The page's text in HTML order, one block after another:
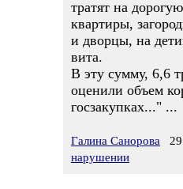
тратят на
квартиры,
и дворцы, на
вита.
В эту сумму, 6,6
оценили объем
госзакупках..." ...
Галина Санорова
нарушении